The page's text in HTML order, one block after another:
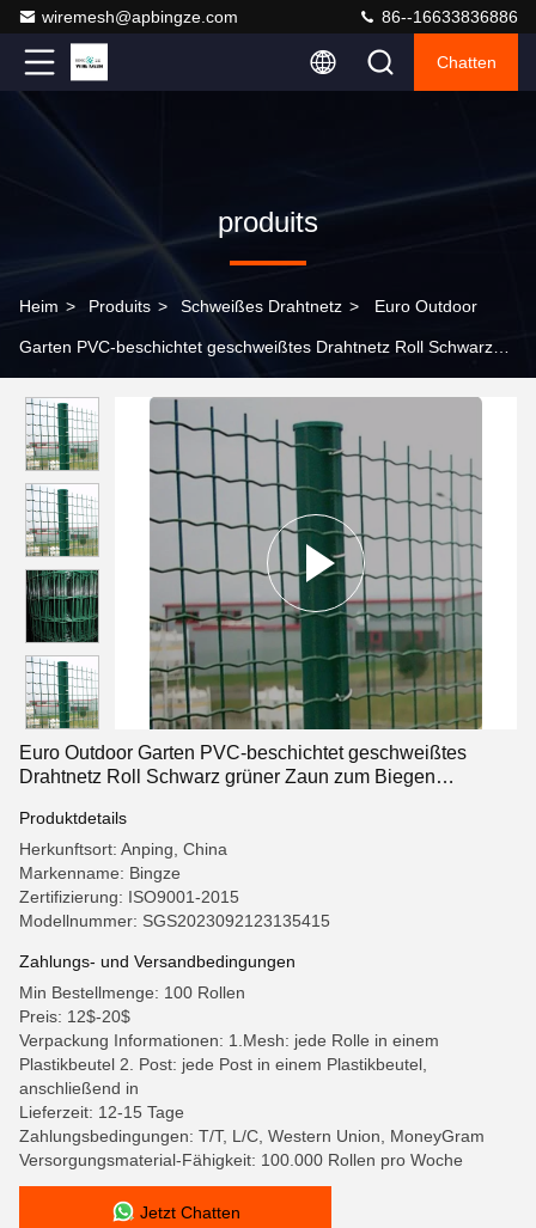
wiremesh@apbingze.com 86--16633836886
Chatten
produits
Heim > Produits > Schweißes Drahtnetz > Euro Outdoor
Garten PVC-beschichtet geschweißtes Drahtnetz Roll Schwarz
Euro Outdoor Garten PVC-beschichtet geschweißtes
Drahtnetz Roll Schwarz grüner Zaun zum Biegen
Produktdetails
Herkunftsort: Anping, China
Markenname: Bingze
Zertifizierung: ISO9001-2015
Modellnummer: SGS2023092123135415
Zahlungs- und Versandbedingungen
Min Bestellmenge: 100 Rollen
Preis: 12$-20$
Verpackung Informationen: 1.Mesh: jede Rolle in einem
Plastikbeutel 2. Post: jede Post in einem Plastikbeutel,
anschließend in
Lieferzeit: 12-15 Tage
Zahlungsbedingungen: T/T, L/C, Western Union, MoneyGram
Versorgungsmaterial-Fähigkeit: 100.000 Rollen pro Woche
Jetzt Chatten